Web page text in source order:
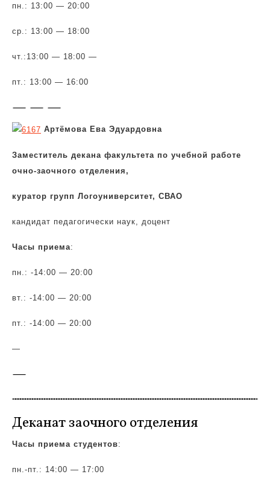
пн.: 13:00 — 20:00
ср.: 13:00 — 18:00
чт.:13:00 — 18:00 —
пт.: 13:00 — 16:00
— — —
Артёмова Ева Эдуардовна
Заместитель декана факультета по учебной работе
очно-заочного отделения,
куратор групп Логоуниверситет, СВАО
кандидат педагогически наук, доцент
Часы приема:
пн.: -14:00 — 20:00
вт.: -14:00 — 20:00
пт.: -14:00 — 20:00
—
—
Деканат заочного отделения
Часы приема студентов:
пн.-пт.: 14:00 — 17:00